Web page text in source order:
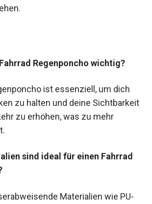
Regenponcho wichtig?
ist essenziell, um dich
zu halten und deine Sichtbarkeit
zu erhöhen, was zu mehr
sind ideal für einen Fahrrad
Materialien wie PU-